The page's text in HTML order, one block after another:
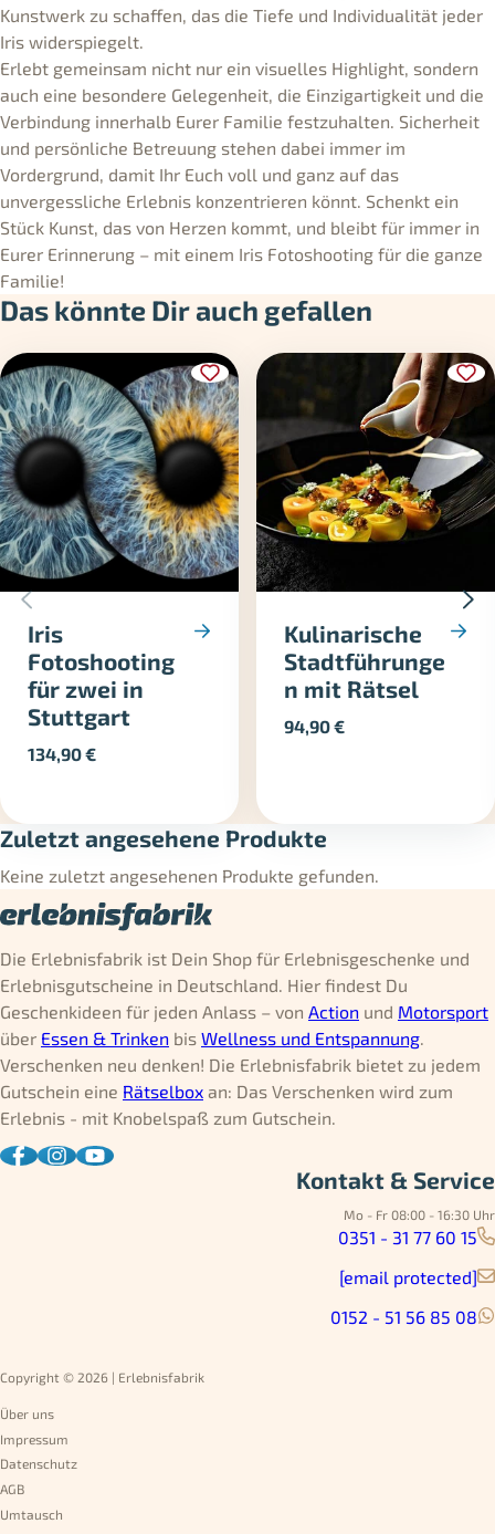
Kunstwerk zu schaffen, das die Tiefe und Individualität jeder
Iris widerspiegelt.
Erlebt gemeinsam nicht nur ein visuelles Highlight, sondern
auch eine besondere Gelegenheit, die Einzigartigkeit und die
Verbindung innerhalb Eurer Familie festzuhalten. Sicherheit
und persönliche Betreuung stehen dabei immer im
Vordergrund, damit Ihr Euch voll und ganz auf das
unvergessliche Erlebnis konzentrieren könnt. Schenkt ein
Stück Kunst, das von Herzen kommt, und bleibt für immer in
Eurer Erinnerung – mit einem Iris Fotoshooting für die ganze
Familie!
Das könnte Dir auch gefallen
Iris
Fotoshooting
für zwei in
Stuttgart
134,90€
Kulinarische
Stadtführunge
n mit Rätsel
94,90€
Zuletzt angesehene Produkte
Keine zuletzt angesehenen Produkte gefunden.
Die Erlebnisfabrik ist Dein Shop für Erlebnisgeschenke und
Erlebnisgutscheine in Deutschland. Hier findest Du
Geschenkideen für jeden Anlass – von Action und Motorsport
über Essen & Trinken bis Wellness und Entspannung.
Verschenken neu denken! Die Erlebnisfabrik bietet zu jedem
Gutschein eine Rätselbox an: Das Verschenken wird zum
Erlebnis - mit Knobelspaß zum Gutschein.
Kontakt & Service
Mo - Fr 08:00 - 16:30 Uhr
0351 - 31 77 60 15
[email protected]
0152 - 51 56 85 08
Copyright © 2026 | Erlebnisfabrik
Über uns
Impressum
Datenschutz
AGB
Umtausch